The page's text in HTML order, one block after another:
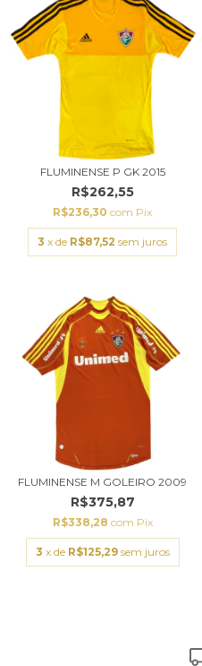
FLUMINENSE P GK 2015
R$262,55
R$236,30 com Pix
3 x de R$87,52 sem juros
FLUMINENSE M GOLEIRO 2009
R$375,87
R$338,28 com Pix
3 x de R$125,29 sem juros